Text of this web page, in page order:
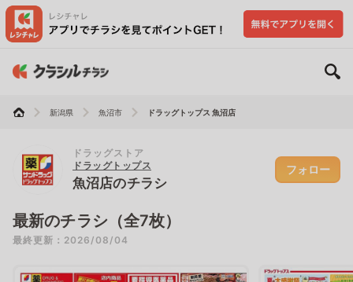
新潟県 魚沼市 ドラッグトップス 魚沼店
ドラッグストア
ドラッグトップス
魚沼店のチラシ
フォロー
最新のチラシ（全7枚）
最終更新：2026/08/04